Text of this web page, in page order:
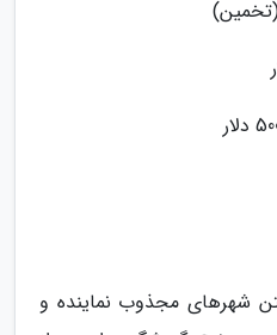
(تخمین)
شهرهای مجذوب نماینده و